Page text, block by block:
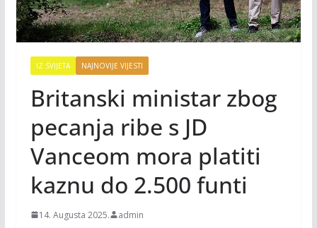
IZ SVIJETA NAJNOVIJE VIJESTI
Britanski ministar zbog
pecanja ribe s JD
Vanceom mora platiti
kaznu do 2.500 funti
14. Augusta 2025. admin